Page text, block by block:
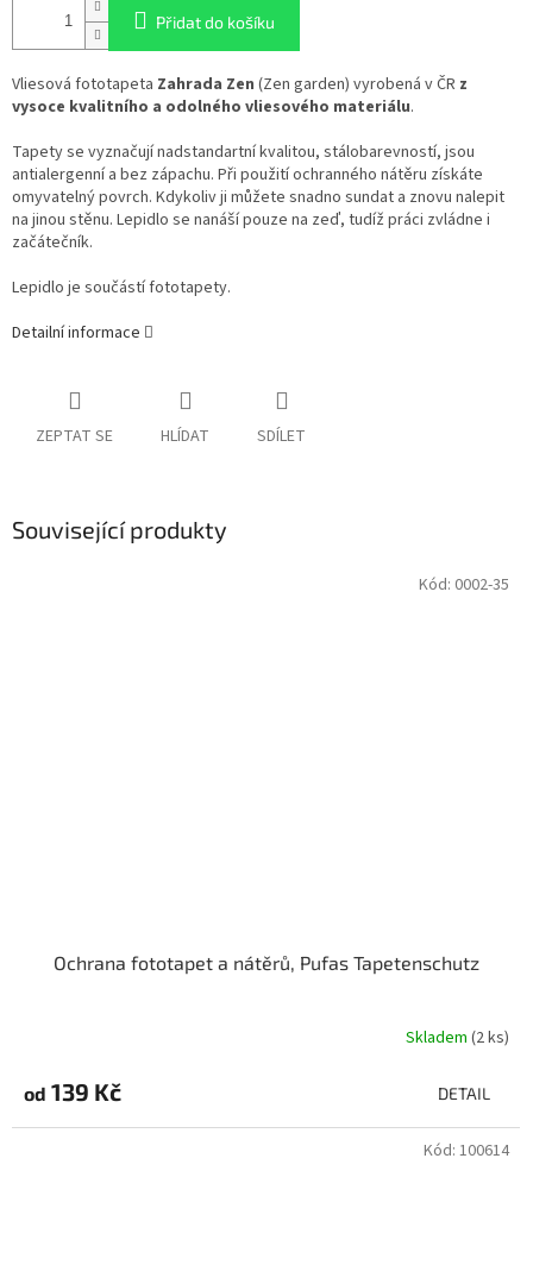
Přidat do košíku
Vliesová fototapeta Zahrada Zen (Zen garden) vyrobená v ČR z
vysoce kvalitního a odolného vliesového materiálu.
Tapety se vyznačují nadstandartní kvalitou, stálobarevností, jsou
antialergenní a bez zápachu. Při použití ochranného nátěru získáte
omyvatelný povrch. Kdykoliv ji můžete snadno sundat a znovu nalepit
na jinou stěnu. Lepidlo se nanáší pouze na zeď, tudíž práci zvládne i
začátečník.
Lepidlo je součástí fototapety.
Detailní informace
ZEPTAT SE HLÍDAT SDÍLET
Související produkty
Ochrana fototapet a nátěrů, Pufas Tapetenschutz
Skladem (2 ks)
od 139 Kč DETAIL
Kód: 0002-35
Kód: 100614